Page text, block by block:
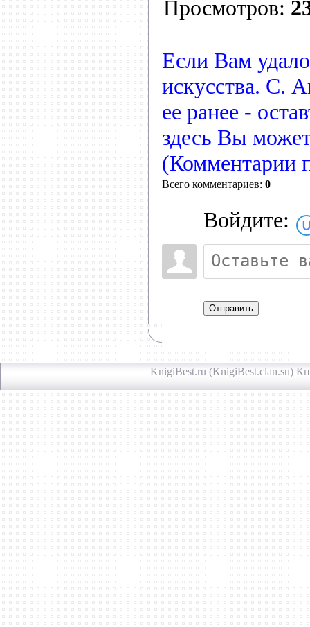
Просмотров:
Если Вам
искусства. С.
ее ранее -
здесь Вы
(Комментарии
Всего комментариев: 0
Войдите:
Отправить
KnigiBest.ru (KnigiBest.clan.su)